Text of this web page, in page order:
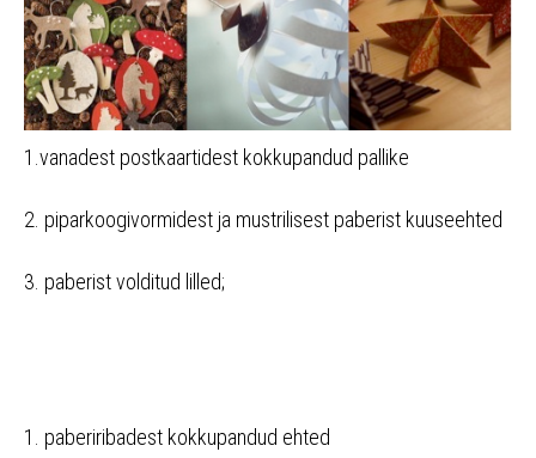
1.vanadest postkaartidest kokkupandud pallike
2. piparkoogivormidest ja mustrilisest paberist kuuseehted
3. paberist volditud lilled;
1. paberiribadest kokkupandud ehted